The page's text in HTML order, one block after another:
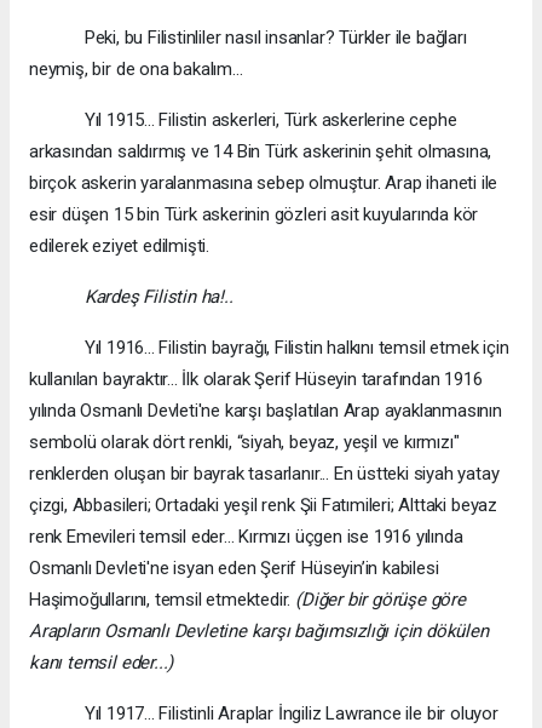
Peki, bu Filistinliler nasıl insanlar? Türkler ile bağları
neymiş, bir de ona bakalım...
Yıl 1915... Filistin askerleri, Türk askerlerine cephe
arkasından saldırmış ve 14 Bin Türk askerinin şehit olmasına,
birçok askerin yaralanmasına sebep olmuştur. Arap ihaneti ile
esir düşen 15 bin Türk askerinin gözleri asit kuyularında kör
edilerek eziyet edilmişti.
Kardeş Filistin ha!..
Yıl 1916... Filistin bayrağı, Filistin halkını temsil etmek için
kullanılan bayraktır... İlk olarak Şerif Hüseyin tarafından 1916
yılında Osmanlı Devleti'ne karşı başlatılan Arap ayaklanmasının
sembolü olarak dört renkli, “siyah, beyaz, yeşil ve kırmızı"
renklerden oluşan bir bayrak tasarlanır... En üstteki siyah yatay
çizgi, Abbasileri; Ortadaki yeşil renk Şii Fatımileri; Alttaki beyaz
renk Emevileri temsil eder... Kırmızı üçgen ise 1916 yılında
Osmanlı Devleti'ne isyan eden Şerif Hüseyin’in kabilesi
Haşimoğullarını, temsil etmektedir. (Diğer bir görüşe göre
Arapların Osmanlı Devletine karşı bağımsızlığı için dökülen
kanı temsil eder...)
Yıl 1917... Filistinli Araplar İngiliz Lawrance ile bir oluyor